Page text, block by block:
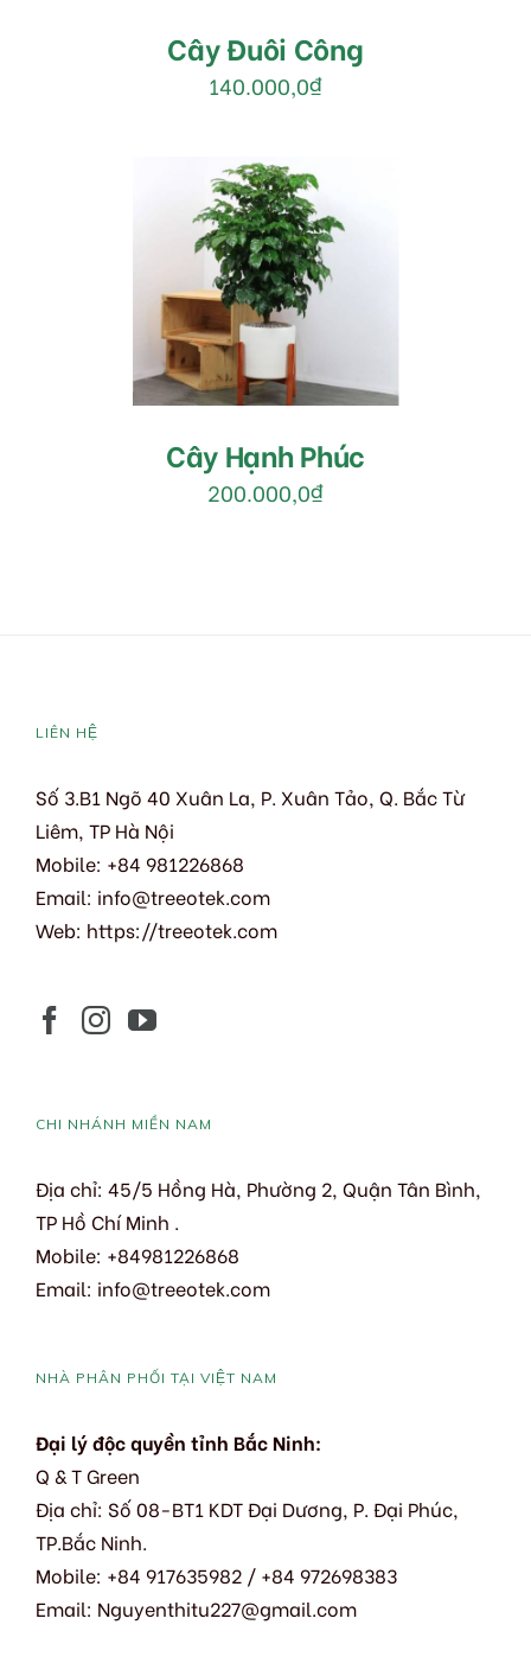
Cây Đuôi Công
140.000,0₫
MUA HÀNG
/
DETAILS
Cây Hạnh Phúc
200.000,0₫
LIÊN HỆ
Số 3.B1 Ngõ 40 Xuân La, P. Xuân Tảo, Q. Bắc Từ
Liêm, TP Hà Nội
Mobile: +84 981226868
Email: info@treeotek.com
Web: https://treeotek.com
CHI NHÁNH MIỀN NAM
Địa chỉ: 45/5 Hồng Hà, Phường 2, Quận Tân Bình,
TP Hồ Chí Minh .
Mobile: +84981226868
Email: info@treeotek.com
NHÀ PHÂN PHỐI TẠI VIỆT NAM
Đại lý độc quyền tỉnh Bắc Ninh:
Q & T Green
Địa chỉ: Số 08-BT1 KDT Đại Dương, P. Đại Phúc,
TP.Bắc Ninh.
Mobile: +84 917635982 / +84 972698383
Email: Nguyenthitu227@gmail.com